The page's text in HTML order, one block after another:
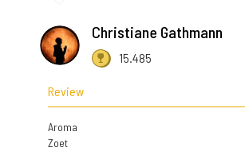
Christiane Gathmann
15.485
Review
Aroma
Zoet